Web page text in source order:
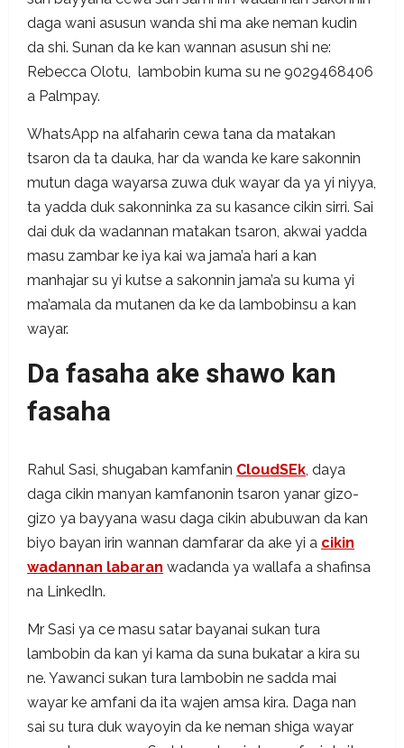
daga wani asusun wanda shi ma ake neman kudin
da shi. Sunan da ke kan wannan asusun shi ne:
Rebecca Olotu, lambobin kuma su ne 9029468406
a Palmpay.
WhatsApp na alfaharin cewa tana da matakan
tsaron da ta dauka, har da wanda ke kare sakonnin
mutun daga wayarsa zuwa duk wayar da ya yi niyya,
ta yadda duk sakonninka za su kasance cikin sirri. Sai
dai duk da wadannan matakan tsaron, akwai yadda
masu zambar ke iya kai wa jama’a hari a kan
manhajar su yi kutse a sakonnin jama’a su kuma yi
ma’amala da mutanen da ke da lambobinsu a kan
wayar.
Da fasaha ake shawo kan
fasaha
Rahul Sasi, shugaban kamfanin CloudSEk, daya
daga cikin manyan kamfanonin tsaron yanar gizo-
gizo ya bayyana wasu daga cikin abubuwan da kan
biyo bayan irin wannan damfarar da ake yi a cikin
wadannan labaran wadanda ya wallafa a shafinsa
na LinkedIn.
Mr Sasi ya ce masu satar bayanai sukan tura
lambobin da kan yi kama da suna bukatar a kira su
ne. Yawanci sukan tura lambobin ne sadda mai
wayar ke amfani da ita wajen amsa kira. Daga nan
sai su tura duk wayoyin da ke neman shiga wayar